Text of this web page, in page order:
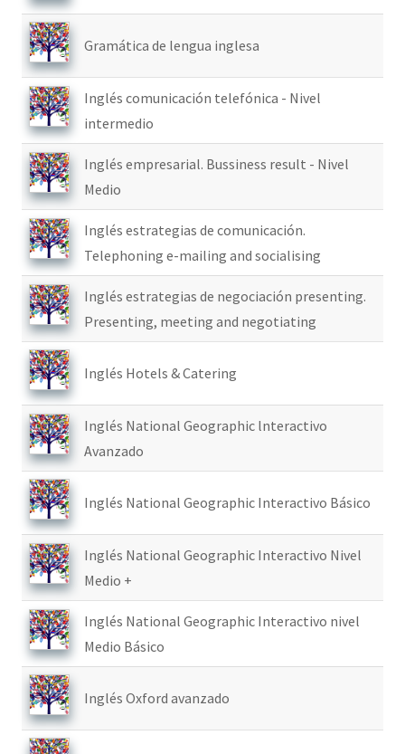
Gramática de lengua inglesa
Inglés comunicación telefónica - Nivel
intermedio
Inglés empresarial. Bussiness result - Nivel
Medio
Inglés estrategias de comunicación.
Telephoning e-mailing and socialising
Inglés estrategias de negociación presenting.
Presenting, meeting and negotiating
Inglés Hotels & Catering
Inglés National Geographic lnteractivo
Avanzado
Inglés National Geographic Interactivo Básico
Inglés National Geographic Interactivo Nivel
Medio +
Inglés National Geographic Interactivo nivel
Medio Básico
Inglés Oxford avanzado